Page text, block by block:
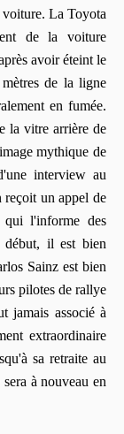
voiture. La Toyota
de la voiture
avoir éteint le
de la ligne
en fumée.
la vitre arrière de
mythique de
interview au
un appel de
qui l'informe des
il est bien
Sainz est bien
pilotes de rallye
jamais associé à
extraordinaire
sa retraite au
à nouveau en